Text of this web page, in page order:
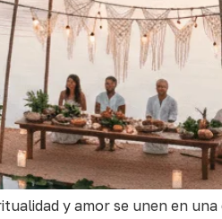
y amor se unen en una